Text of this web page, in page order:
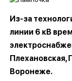
Из-за
линии 6 кВ
Плехановская,
Воронеже.